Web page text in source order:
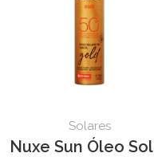
Solares
Nuxe Sun Óleo